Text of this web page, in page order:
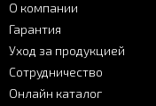
О компании
Гарантия
Уход за продукцией
Сотрудничество
Онлайн каталог